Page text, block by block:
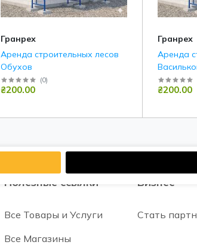
Гранрех
Аренда строительных лесов
Обухов
(0)
₴200.00
Гранрех
Аренда
₴200.00
Полезные ссылки
Все Товары и Услуги
Все Магазины
Бизнес
Стать